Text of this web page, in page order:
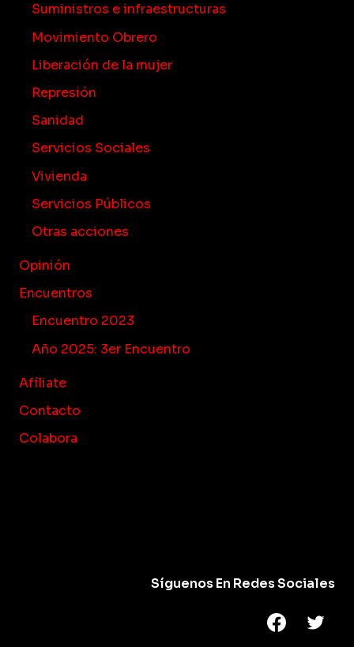
Suministros e infraestructuras
Movimiento Obrero
Liberación de la mujer
Represión
Sanidad
Servicios Sociales
Vivienda
Servicios Públicos
Otras acciones
Opinión
Encuentros
Encuentro 2023
Año 2025: 3er Encuentro
Afíliate
Contacto
Colabora
Síguenos En Redes Sociales